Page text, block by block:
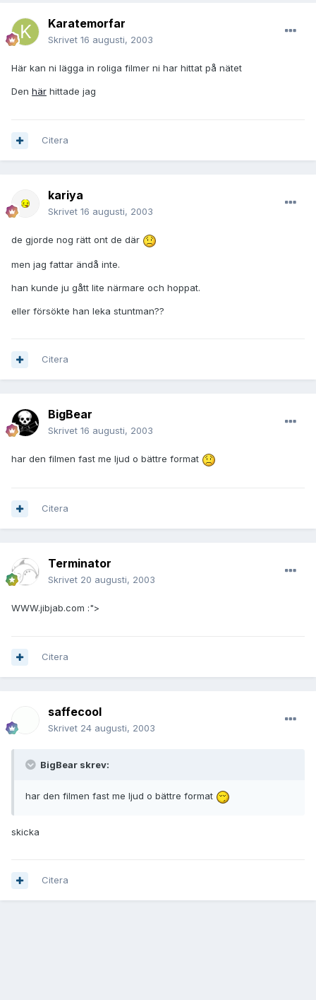
Karatemorfar
Skrivet 16 augusti, 2003
Här kan ni lägga in roliga filmer ni har hittat på nätet
Den här hittade jag
Citera
kariya
Skrivet 16 augusti, 2003
de gjorde nog rätt ont de där
men jag fattar ändå inte.
han kunde ju gått lite närmare och hoppat.
eller försökte han leka stuntman??
Citera
BigBear
Skrivet 16 augusti, 2003
har den filmen fast me ljud o bättre format
Citera
Terminator
Skrivet 20 augusti, 2003
WWW.jibjab.com :">
Citera
saffecool
Skrivet 24 augusti, 2003
BigBear skrev:
har den filmen fast me ljud o bättre format
skicka
Citera